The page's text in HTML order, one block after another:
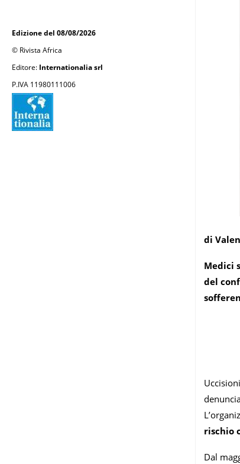
Edizione del 08/08/2026
© Rivista Africa
Editore: Internationalia srl
P.IVA 11980111006
di
Medici
del
rischio
Dal